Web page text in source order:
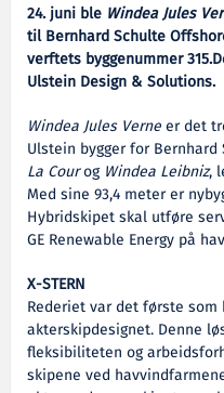
24. juni ble Windea Jules
til Bernhard Schulte
verftets byggenummer
Ulstein Design & Solutions.
Windea Jules Verneer det
Ulstein bygger for
La Courog Windea Leibniz,
Med sine 93,4 meter er
Hybridskipet skal utføre
GE Renewable Energy på
X-STERN
Rederiet var det første
akterskipdesignet. Denne
fleksibiliteten og
skipene ved